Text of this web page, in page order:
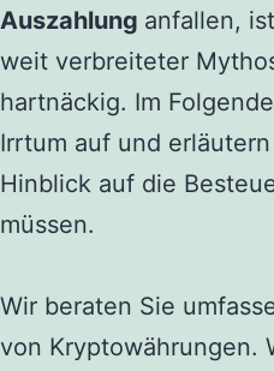
Auszahlung anfallen,
weit verbreiteter
hartnäckig. Im
Irrtum auf und
Hinblick auf die
müssen.
Wir beraten Sie
von Kryptowährungen.